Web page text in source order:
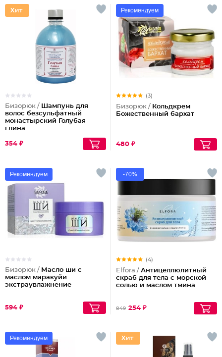
Бизорюк / Шампунь для
волос безсульфатный
монастырский Голубая
глина
354 ₽
Рекомендуем
(3)
Бизорюк / Кольдкрем
Божественный бархат
480 ₽
Рекомендуем
Бизорюк / Масло ши с
маслом маракуйи
экстраувлажнение
594 ₽
-70%
(4)
Elfora / Антицеллюлитный
скраб для тела с морской
солью и маслом тмина
849 254 ₽
Рекомендуем